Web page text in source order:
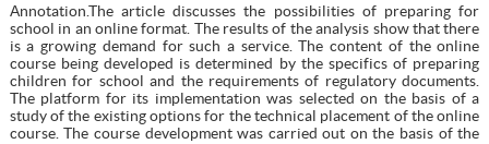
Аnnotation.The article discusses the possibilities of preparing for
school in an online format. The results of the analysis show that there
is a growing demand for such a service. The content of the online
course being developed is determined by the specifics of preparing
children for school and the requirements of regulatory documents.
The platform for its implementation was selected on the basis of a
study of the existing options for the technical placement of the online
course. The course development was carried out on the basis of the